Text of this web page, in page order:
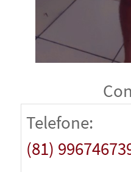
Telefone:
(81)